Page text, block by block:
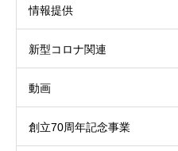
情報提供
新型コロナ関連
動画
創立70周年記念事業